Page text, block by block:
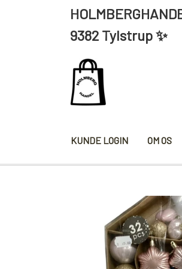
9382 Tylstrup ✨
KUNDE LOGIN OM OS
KRYDDERIER
SALT/PEBER
PAPRIKA/CHILI
KARRY KRYDDERIER